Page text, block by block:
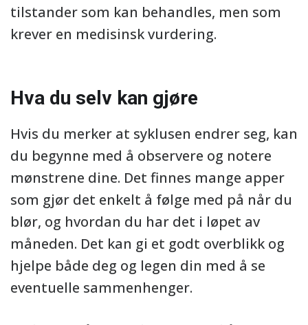
tilstander som kan behandles, men som
krever en medisinsk vurdering.
Hva du selv kan gjøre
Hvis du merker at syklusen endrer seg, kan
du begynne med å observere og notere
mønstrene dine. Det finnes mange apper
som gjør det enkelt å følge med på når du
blør, og hvordan du har det i løpet av
måneden. Det kan gi et godt overblikk og
hjelpe både deg og legen din med å se
eventuelle sammenhenger.